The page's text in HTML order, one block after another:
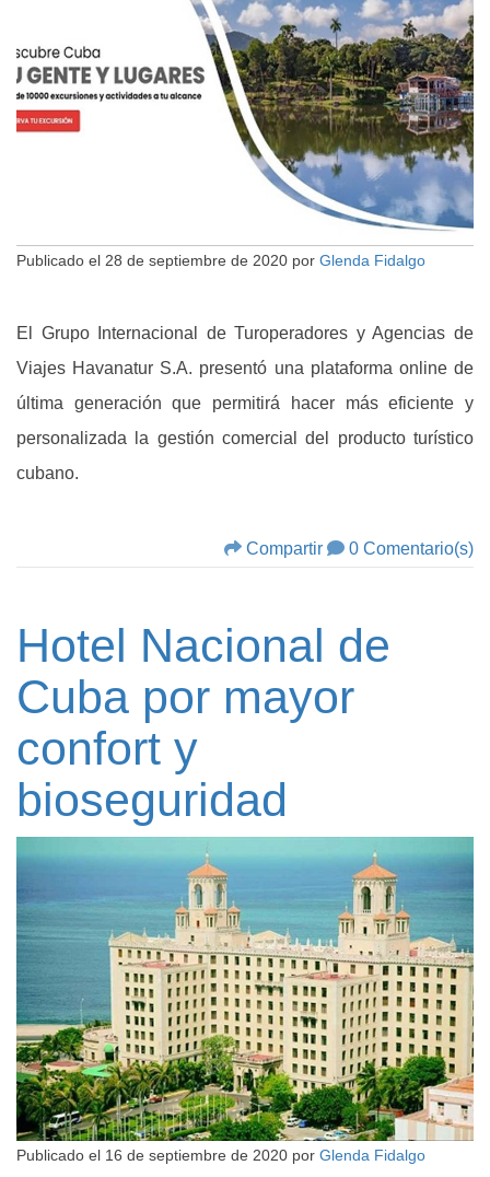
Publicado el 28 de septiembre de 2020 por Glenda Fidalgo
El Grupo Internacional de Turoperadores y Agencias de
Viajes Havanatur S.A. presentó una plataforma online de
última generación que permitirá hacer más eficiente y
personalizada la gestión comercial del producto turístico
cubano.
Compartir 0 Comentario(s)
Hotel Nacional de
Cuba por mayor
confort y
bioseguridad
Publicado el 16 de septiembre de 2020 por Glenda Fidalgo